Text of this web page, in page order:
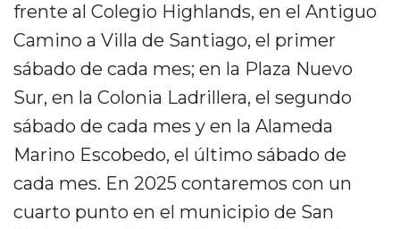
frente al Colegio Highlands, en el Antiguo
Camino a Villa de Santiago, el primer
sábado de cada mes; en la Plaza Nuevo
Sur, en la Colonia Ladrillera, el segundo
sábado de cada mes y en la Alameda
Marino Escobedo, el último sábado de
cada mes. En 2025 contaremos con un
cuarto punto en el municipio de San